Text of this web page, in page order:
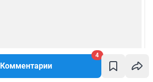
Комментарии
4